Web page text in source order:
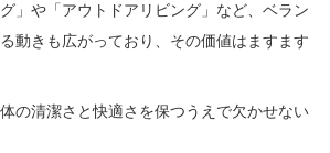
」や「アウトドアリビング」など、ベラン
動きも広がっており、その価値はますます
の清潔さと快適さを保つうえで欠かせない